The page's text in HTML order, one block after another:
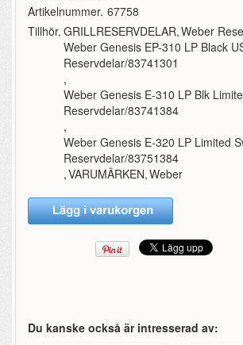
Artikelnummer. 67758
Tillhör. GRILLRESERVDELAR,Weber
Weber Genesis EP-310 LP Black
Reservdelar/83741301
,
Weber Genesis E-310 LP Blk
Reservdelar/83741384
,
Weber Genesis E-320 LP Limited
Reservdelar/83751384
,VARUMÄRKEN,Weber
Du kanske också är intresserad av: